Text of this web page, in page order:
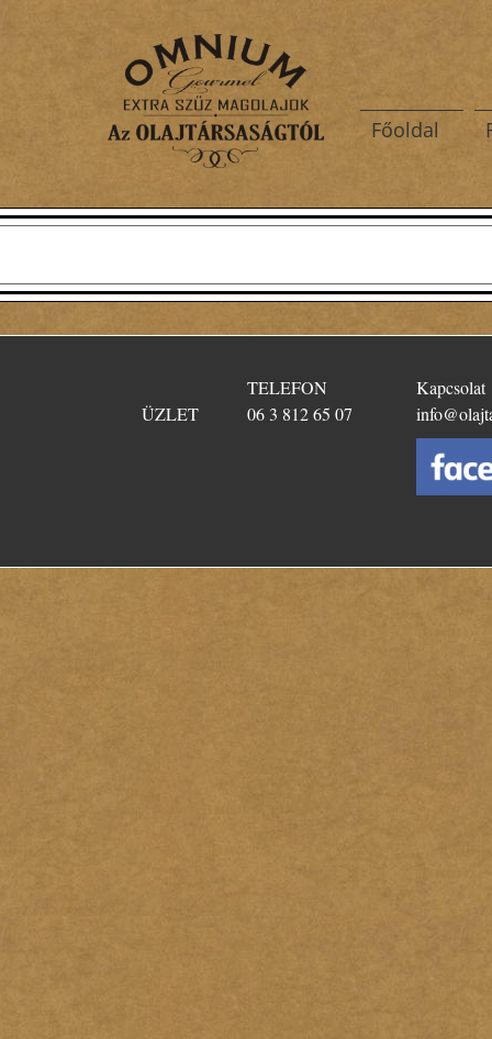
Főoldal
ÜZLET
TELEFON
06 3 812 65 07
Kapcsolat